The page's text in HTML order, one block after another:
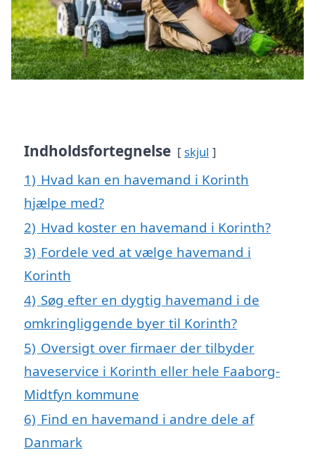
Indholdsfortegnelse skjul
1) Hvad kan en havemand i Korinth
hjælpe med?
2) Hvad koster en havemand i Korinth?
3) Fordele ved at vælge havemand i
Korinth
4) Søg efter en dygtig havemand i de
omkringliggende byer til Korinth?
5) Oversigt over firmaer der tilbyder
haveservice i Korinth eller hele Faaborg-
Midtfyn kommune
6) Find en havemand i andre dele af
Danmark